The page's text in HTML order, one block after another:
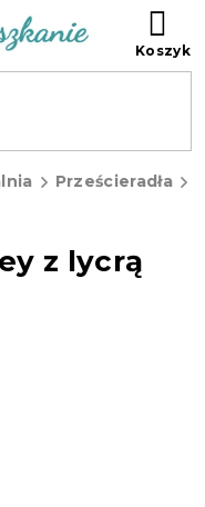
Prześcieradła
z lycrą